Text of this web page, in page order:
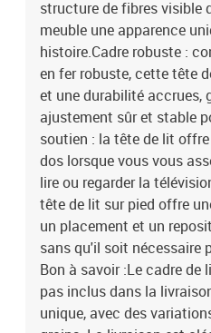
structure de fibres visible
meuble une apparence
histoire.Cadre robuste :
en fer robuste, cette tête
et une durabilité accrues,
ajustement sûr et stable
soutien : la tête de lit
dos lorsque vous vous
lire ou regarder la
tête de lit sur pied offre
un placement et un
sans qu'il soit nécessaire
Bon à savoir :Le cadre
pas inclus dans la
unique, avec des